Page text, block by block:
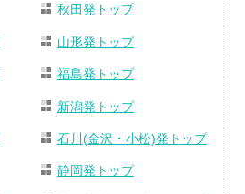
秋田発トップ
山形発トップ
福島発トップ
新潟発トップ
石川(金沢・小松)発トップ
静岡発トップ